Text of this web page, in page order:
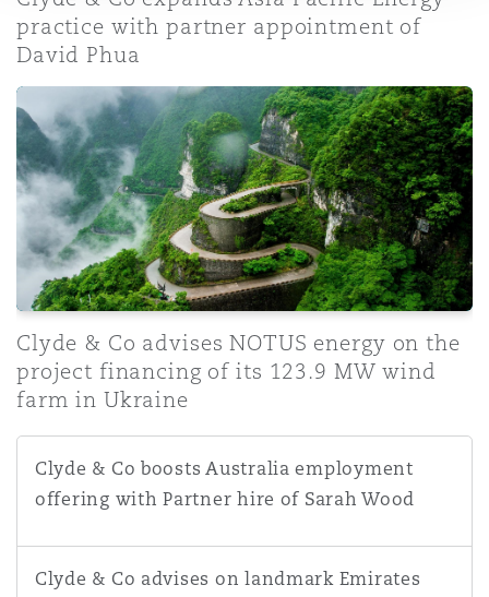
practice with partner appointment of
David Phua
Clyde & Co advises NOTUS energy on the project
Clyde & Co advises NOTUS energy on the
project financing of its 123.9 MW wind
farm in Ukraine
Clyde & Co boosts Australia employment
offering with Partner hire of Sarah Wood
Clyde & Co advises on landmark Emirates